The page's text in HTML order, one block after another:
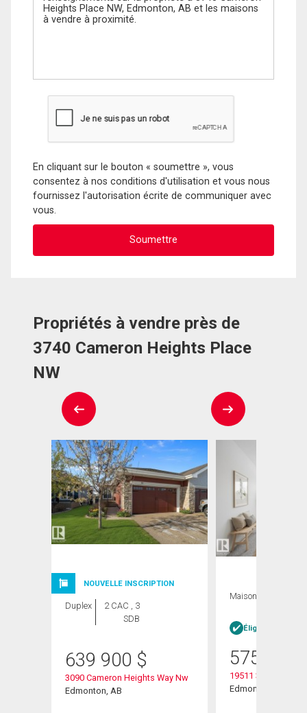
En cliquant sur le bouton « soumettre », vous
consentez à nos conditions d'utilisation et vous nous
fournissez l'autorisation écrite de communiquer avec
vous.
Propriétés à vendre près de
3740 Cameron Heights Place
NW
NOUVELLE INSCRIPTION
Duplex
2 CAC , 3
SDB
639 900 $
3090 Cameron Heights Way Nw
Edmonton, AB
Maison
Éligible Louer
575 000
19511 30 Avenue
Edmonton, AB